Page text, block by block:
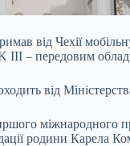
від Чехії
III – передовим
від
міжнародного
родини Карела